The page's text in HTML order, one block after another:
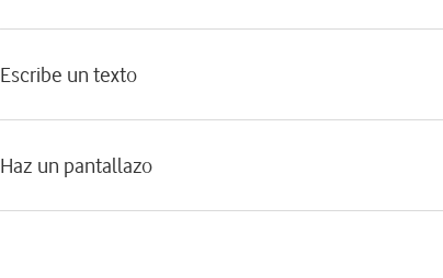
Escribe un texto
Haz un pantallazo